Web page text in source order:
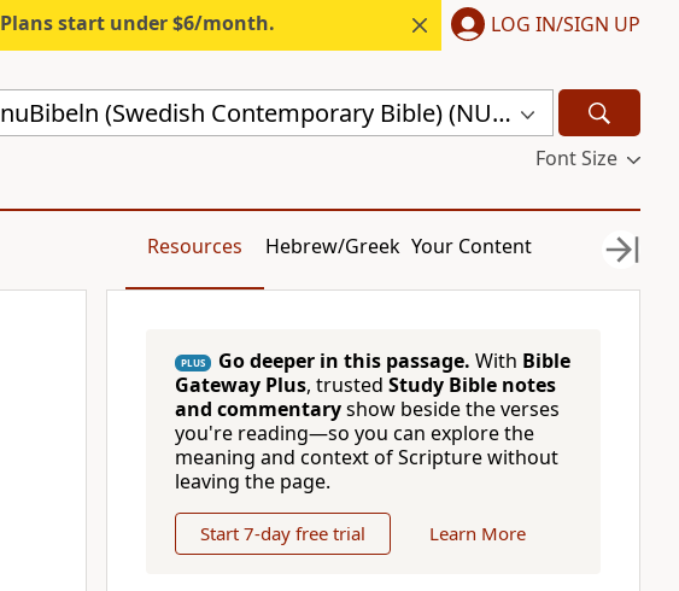
Plans start under $6/month. LOG IN/SIGN UP
nuBibeln (Swedish Contemporary Bible) (NUB)
Font Size
Resources Hebrew/Greek Your Content
PLUS Go deeper in this passage. With Bible
Gateway Plus, trusted Study Bible notes
and commentaryshow beside the verses
you're reading—so you can explore the
meaning and context of Scripture without
leaving the page.
Start 7-day free trial Learn More